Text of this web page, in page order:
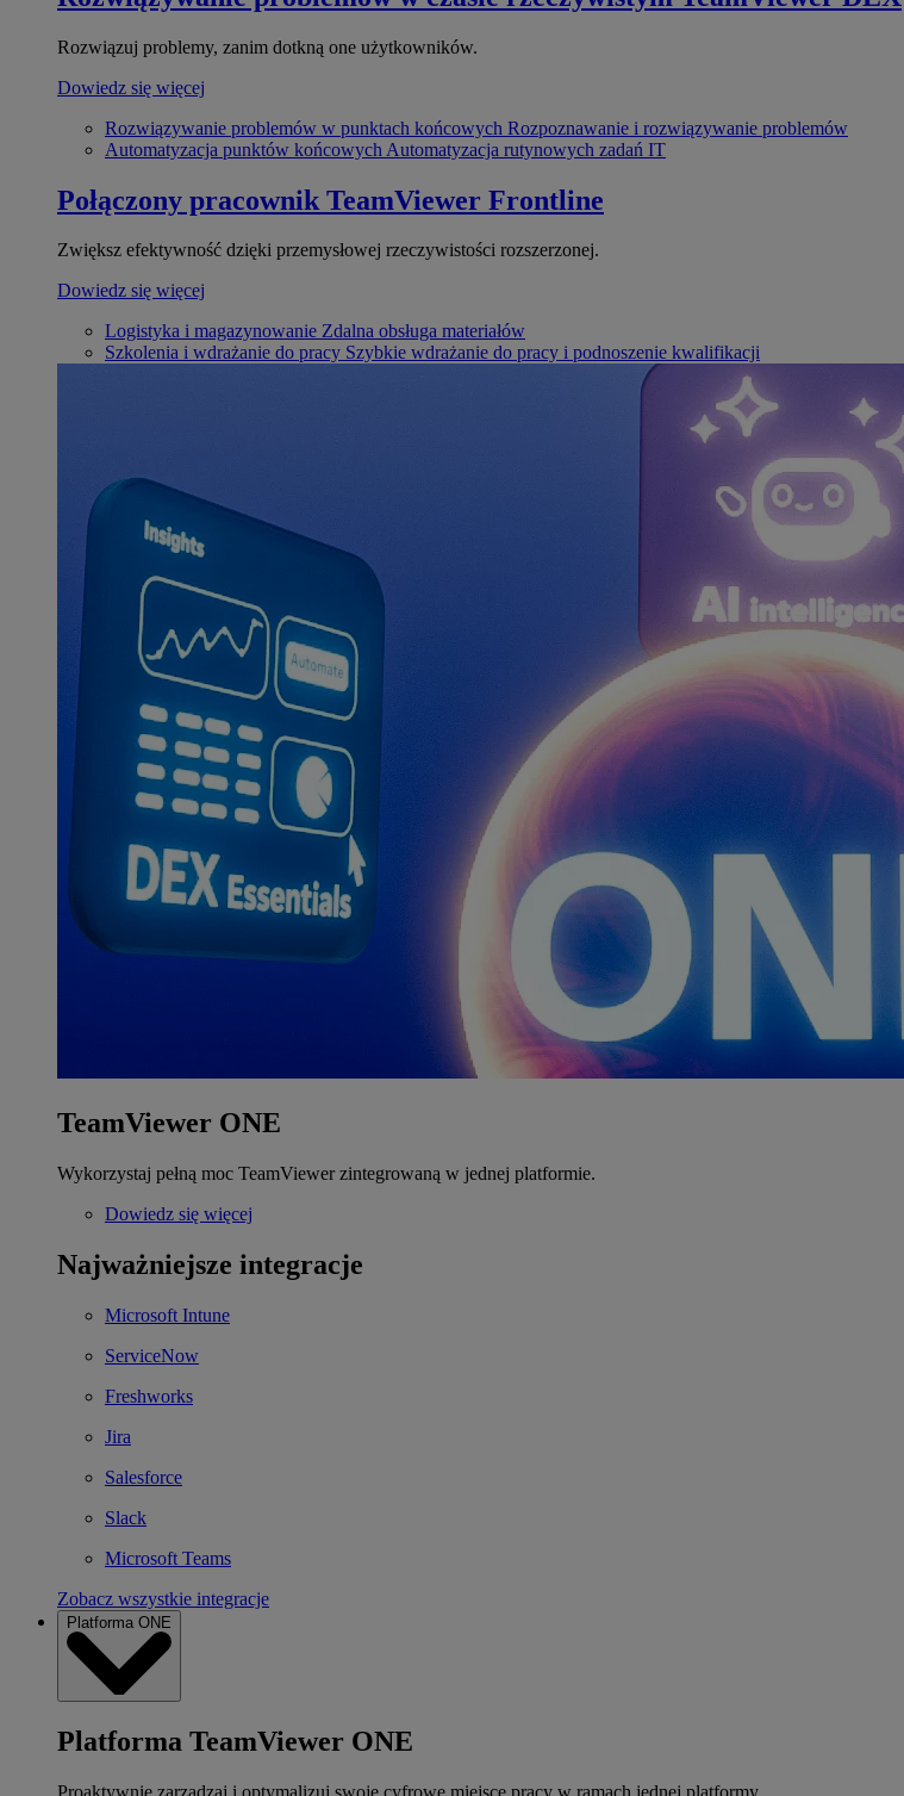
Rozwiązuj problemy, zanim dotkną one użytkowników.
Dowiedz się więcej
Rozwiązywanie problemów w punktach końcowych Rozpoznawanie i rozwiązywanie problemów
Automatyzacja punktów końcowych Automatyzacja rutynowych zadań IT
Połączony pracownik TeamViewer Frontline
Zwiększ efektywność dzięki przemysłowej rzeczywistości rozszerzonej.
Dowiedz się więcej
Logistyka i magazynowanie Zdalna obsługa materiałów
Szkolenia i wdrażanie do pracy Szybkie wdrażanie do pracy i podnoszenie kwalifikacji
TeamViewer ONE
Wykorzystaj pełną moc TeamViewer zintegrowaną w jednej platformie.
Dowiedz się więcej
Najważniejsze integracje
Microsoft Intune
ServiceNow
Freshworks
Jira
Salesforce
Slack
Microsoft Teams
Zobacz wszystkie integracje
Platforma ONE
Platforma TeamViewer ONE
Proaktywnie zarządzaj i optymalizuj swoje cyfrowe miejsce pracy w ramach jednej platformy.